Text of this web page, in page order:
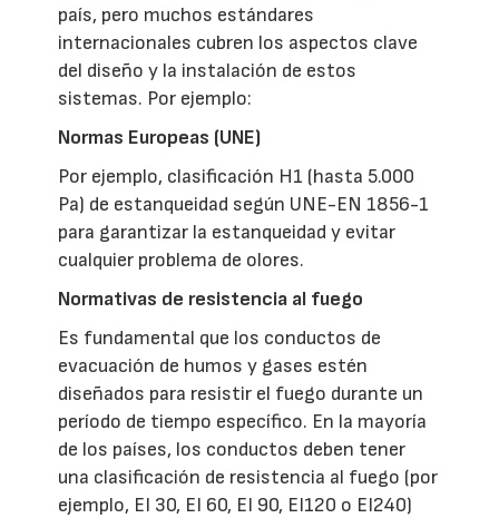
país, pero muchos estándares
internacionales cubren los aspectos clave
del diseño y la instalación de estos
sistemas. Por ejemplo:
Normas Europeas (UNE)
Por ejemplo, clasificación H1 (hasta 5.000
Pa) de estanqueidad según UNE-EN 1856-1
para garantizar la estanqueidad y evitar
cualquier problema de olores.
Normativas de resistencia al fuego
Es fundamental que los conductos de
evacuación de humos y gases estén
diseñados para resistir el fuego durante un
período de tiempo específico. En la mayoría
de los países, los conductos deben tener
una clasificación de resistencia al fuego (por
ejemplo, EI 30, EI 60, EI 90, EI120 o EI240)